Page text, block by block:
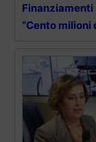
Finanziamenti
“Cento milioni